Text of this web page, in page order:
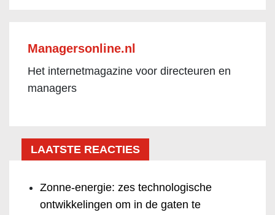
Managersonline.nl
Het internetmagazine voor directeuren en
managers
LAATSTE REACTIES
Zonne-energie: zes technologische
ontwikkelingen om in de gaten te